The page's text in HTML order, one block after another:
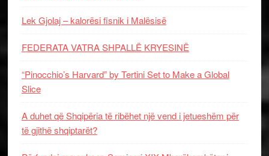
Lek Gjolaj – kalorësi fisnik i Malësisë
FEDERATA VATRA SHPALLË KRYESINË
“Pinocchio’s Harvard” by Tertini Set to Make a Global
Slice
A duhet që Shqipëria të ribëhet një vend i jetueshëm për
të gjithë shqiptarët?